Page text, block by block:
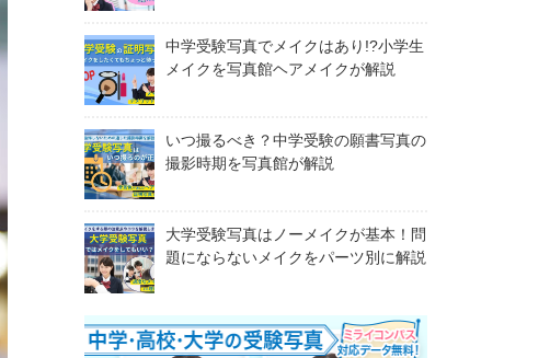
中学受験写真でメイクはあり!?小学生
メイクを写真館ヘアメイクが解説
いつ撮るべき？中学受験の願書写真の
撮影時期を写真館が解説
大学受験写真はノーメイクが基本！問
題にならないメイクをパーツ別に解説